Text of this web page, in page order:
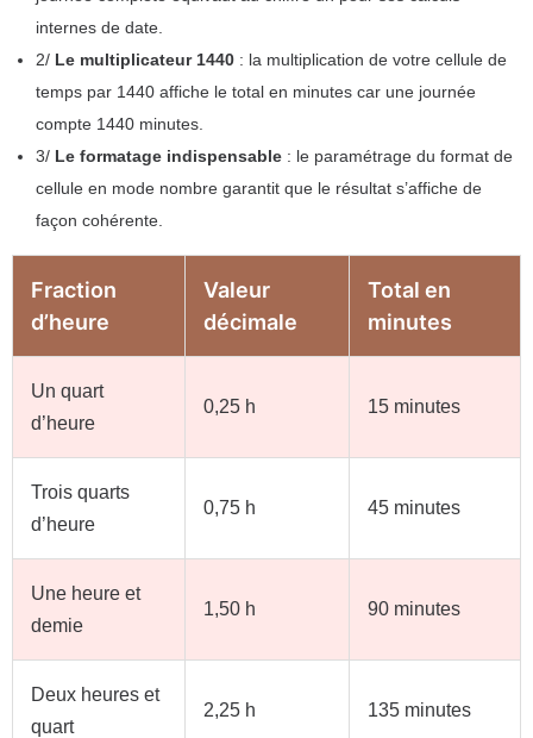
internes de date.
2/ Le multiplicateur 1440 : la multiplication de votre cellule de
temps par 1440 affiche le total en minutes car une journée
compte 1440 minutes.
3/ Le formatage indispensable : le paramétrage du format de
cellule en mode nombre garantit que le résultat s’affiche de
façon cohérente.
Fraction
d’heure
Valeur
décimale
Total en
minutes
Un quart
d’heure
0,25 h 15 minutes
Trois quarts
d’heure
0,75 h 45 minutes
Une heure et
demie
1,50 h 90 minutes
Deux heures et
quart
2,25 h 135 minutes